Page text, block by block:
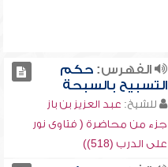
الفهرس:حكم
التسبيح بالسبحة
للشيخ: عبد العزيز بن باز
جزء من محاضرة ( فتاوى نور
على الدرب (518))